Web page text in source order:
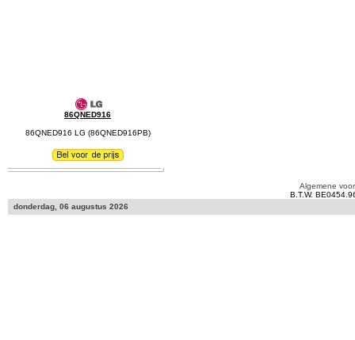
86QNED916
86QNED916 LG (86QNED916PB)
Algemene
B.T.W.
donderdag, 06 augustus 2026